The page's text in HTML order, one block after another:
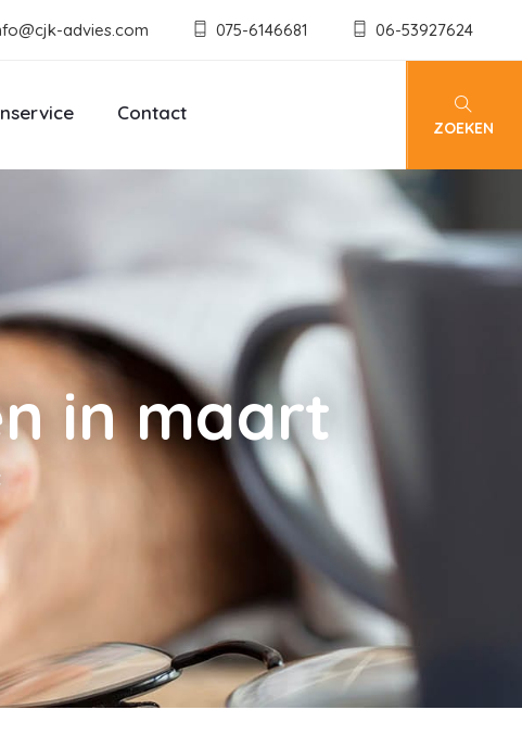
advies.com 075-6146681 06-53927624
Contact
ZOEKEN
in maart